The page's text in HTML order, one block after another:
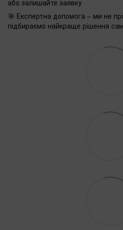
або залишайте заявку
🎯 Експертна допомога – ми не
підбираємо найкраще рішення